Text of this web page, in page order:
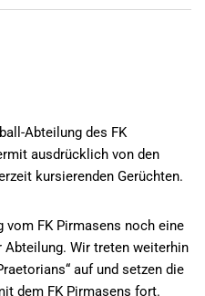
Abteilung des FK
ausdrücklich von den
kursierenden Gerüchten.
vom FK Pirmasens noch eine
Abteilung. Wir treten weiterhin
auf und setzen die
dem FK Pirmasens fort.